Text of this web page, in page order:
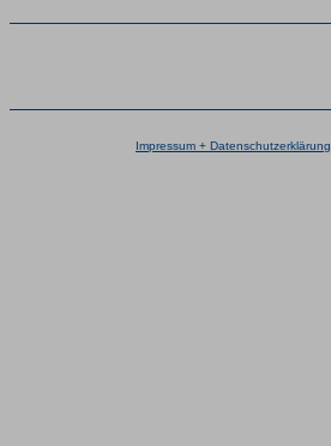
Impressum + Datenschutzerklärung